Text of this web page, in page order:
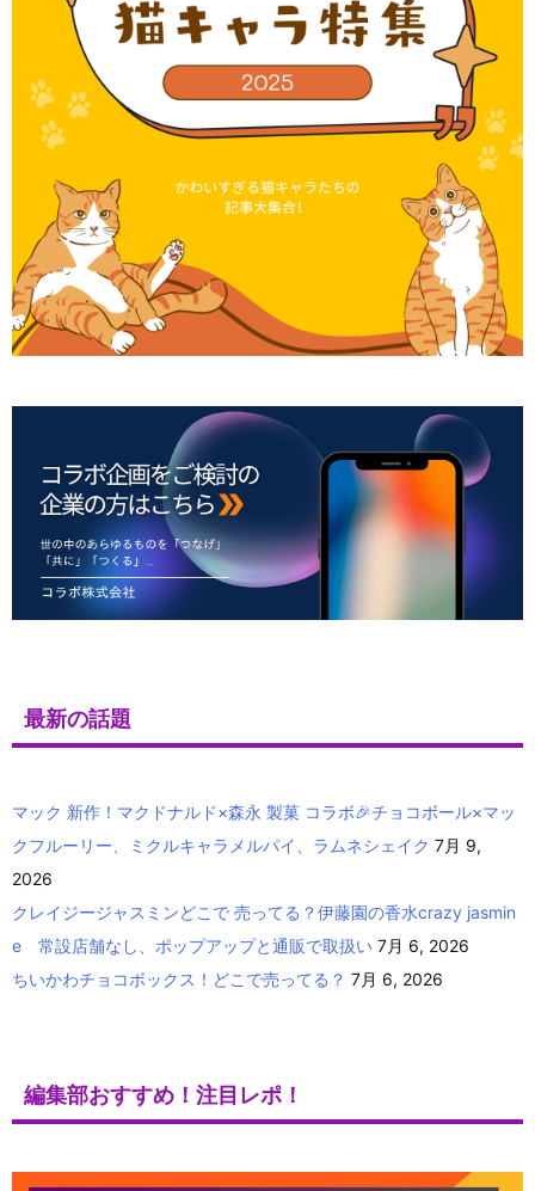
最新の話題
マック 新作！マクドナルド×森永 製菓 コラボ🎉チョコボール×マッ
クフルーリー、ミクルキャラメルパイ、ラムネシェイク 7月 9,
2026
クレイジージャスミンどこで 売ってる？伊藤園の香水crazy jasmin
e 常設店舗なし、ポップアップと通販で取扱い 7月 6, 2026
ちいかわチョコボックス！どこで売ってる？ 7月 6, 2026
編集部おすすめ！注目レポ！